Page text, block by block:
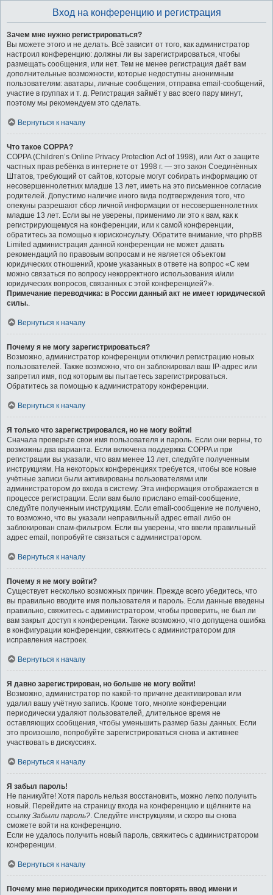
Вход на конференцию и регистрация
Зачем мне нужно регистрироваться?
Вы можете этого и не делать. Всё зависит от того, как администратор
настроил конференцию: должны ли вы зарегистрироваться, чтобы
размещать сообщения, или нет. Тем не менее регистрация даёт вам
дополнительные возможности, которые недоступны анонимным
пользователям: аватары, личные сообщения, отправка email-сообщений,
участие в группах и т. д. Регистрация займёт у вас всего пару минут,
поэтому мы рекомендуем это сделать.
Вернуться к началу
Что такое COPPA?
COPPA (Children’s Online Privacy Protection Act of 1998), или Акт о защите
частных прав ребёнка в интернете от 1998 г. — это закон Соединённых
Штатов, требующий от сайтов, которые могут собирать информацию от
несовершеннолетних младше 13 лет, иметь на это письменное согласие
родителей. Допустимо наличие иного вида подтверждения того, что
опекуны разрешают сбор личной информации от несовершеннолетних
младше 13 лет. Если вы не уверены, применимо ли это к вам, как к
регистрирующемуся на конференции, или к самой конференции,
обратитесь за помощью к юрисконсульту. Обратите внимание, что phpBB
Limited администрация данной конференции не может давать
рекомендаций по правовым вопросам и не является объектом
юридических отношений, кроме указанных в ответе на вопрос «С кем
можно связаться по вопросу некорректного использования и/или
юридических вопросов, связанных с этой конференцией?».
Примечание переводчика: в России данный акт не имеет юридической
силы..
Вернуться к началу
Почему я не могу зарегистрироваться?
Возможно, администратор конференции отключил регистрацию новых
пользователей. Также возможно, что он заблокировал ваш IP-адрес или
запретил имя, под которым вы пытаетесь зарегистрироваться.
Обратитесь за помощью к администратору конференции.
Вернуться к началу
Я только что зарегистрировался, но не могу войти!
Сначала проверьте свои имя пользователя и пароль. Если они верны, то
возможны два варианта. Если включена поддержка COPPA и при
регистрации вы указали, что вам менее 13 лет, следуйте полученным
инструкциям. На некоторых конференциях требуется, чтобы все новые
учётные записи были активированы пользователями или
администратором до входа в систему. Эта информация отображается в
процессе регистрации. Если вам было прислано email-сообщение,
следуйте полученным инструкциям. Если email-сообщение не получено,
то возможно, что вы указали неправильный адрес email либо он
заблокирован спам-фильтром. Если вы уверены, что ввели правильный
адрес email, попробуйте связаться с администратором.
Вернуться к началу
Почему я не могу войти?
Существует несколько возможных причин. Прежде всего убедитесь, что
вы правильно вводите имя пользователя и пароль. Если данные введены
правильно, свяжитесь с администратором, чтобы проверить, не был ли
вам закрыт доступ к конференции. Также возможно, что допущена ошибка
в конфигурации конференции, свяжитесь с администратором для
исправления настроек.
Вернуться к началу
Я давно зарегистрирован, но больше не могу войти!
Возможно, администратор по какой-то причине деактивировал или
удалил вашу учётную запись. Кроме того, многие конференции
периодически удаляют пользователей, длительное время не
оставляющих сообщения, чтобы уменьшить размер базы данных. Если
это произошло, попробуйте зарегистрироваться снова и активнее
участвовать в дискуссиях.
Вернуться к началу
Я забыл пароль!
Не паникуйте! Хотя пароль нельзя восстановить, можно легко получить
новый. Перейдите на страницу входа на конференцию и щёлкните на
ссылку Забыли пароль?. Следуйте инструкциям, и скоро вы снова
сможете войти на конференцию.
Если не удалось получить новый пароль, свяжитесь с администратором
конференции.
Вернуться к началу
Почему мне периодически приходится повторять ввод имени и